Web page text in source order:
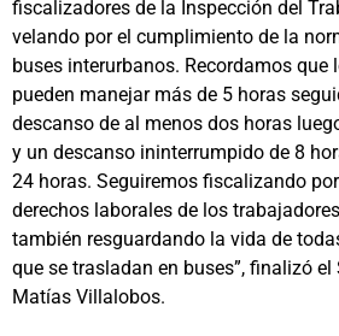
fiscalizadores de la Inspección del
velando por el cumplimiento de la
buses interurbanos. Recordamos que
pueden manejar más de 5 horas
descanso de al menos dos horas
y un descanso ininterrumpido de 8
24 horas. Seguiremos fiscalizando
derechos laborales de los
también resguardando la vida de
que se trasladan en buses”, finalizó el
Matías Villalobos.